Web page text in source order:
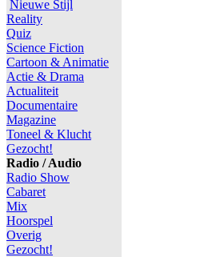
Nieuwe Stijl
Reality
Quiz
Science Fiction
Cartoon & Animatie
Actie & Drama
Actualiteit
Documentaire
Magazine
Toneel & Klucht
Gezocht!
Radio / Audio
Radio Show
Cabaret
Mix
Hoorspel
Overig
Gezocht!